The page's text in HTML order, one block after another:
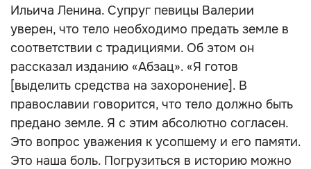
Ильича Ленина. Супруг певицы Валерии
уверен, что тело необходимо предать земле в
соответствии с традициями. Об этом он
рассказал изданию «Абзац». «Я готов
[выделить средства на захоронение]. В
православии говорится, что тело должно быть
предано земле. Я с этим абсолютно согласен.
Это вопрос уважения к усопшему и его памяти.
Это наша боль. Погрузиться в историю можно